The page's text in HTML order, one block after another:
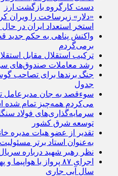
دست کارگروه بازگشت ارز
«دلار» زیرساخت را ویران
استخر استعداد ایران در
واکنش پناهی به حکم جدید
برمی‌گردم
ترکیب استقلال مقابل
رشد معاملات صندوق‌های
جنگ برندها برای تصاحب
جدول
سوءقصد به جان مدیرعامل
می‌کردم همه‌چیز تمام شده
سرمایه‌گذاری‌های فولاد
توسعه شرق کشور
تقدیر از عضو هیات مدیره
به‌عنوان استاد برتر
نظر رهبر شهید درباره
اجرای ۸۷ پرواز با
سال آبی جاری